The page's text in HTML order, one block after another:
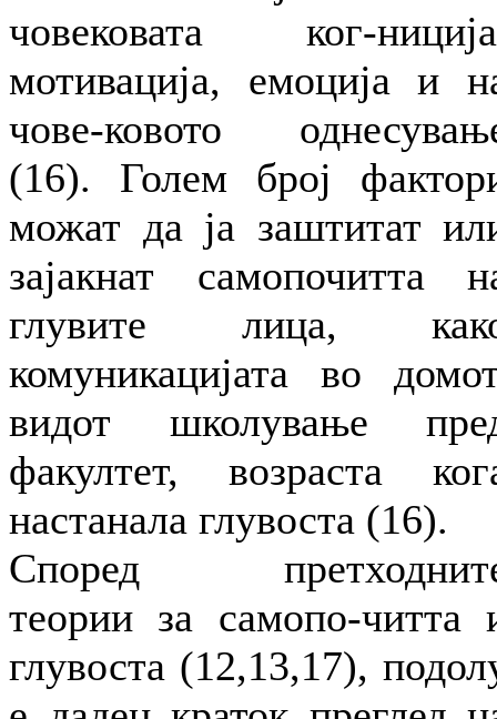
човековата ког-
мотивација, емоција и
чове-ковото
(16). Голем број
можат да ја заштитат
зајакнат самопочитта
глувите лица,
комуникацијата во
видот школување
факултет, возраста
настанала глувоста (16).
Според
теории за самопо-читта
глувоста (12,13,17),